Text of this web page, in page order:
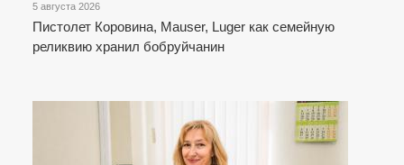
5 августа 2026
Пистолет Коровина, Mauser, Luger как семейную
реликвию хранил бобруйчанин